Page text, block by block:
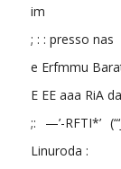
im
; : : presso nas
e Erfmmu
E EE aaa RiA
;: —’-RFTI*’
Linuroda :